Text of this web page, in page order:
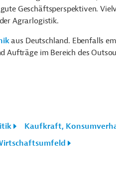
Geschäftsperspektiven.
Agrarlogistik.
aus Deutschland. Ebenfalls
Aufträge im Bereich des
Kaufkraft,